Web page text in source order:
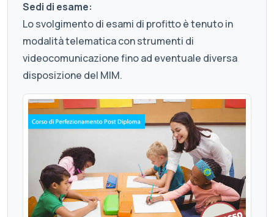
Sedi di esame:
Lo svolgimento di esami di profitto è tenuto in
modalità telematica con strumenti di
videocomunicazione fino ad eventuale diversa
disposizione del MIM.